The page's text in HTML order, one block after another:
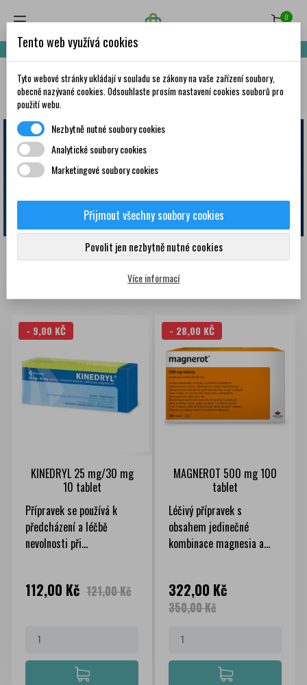
0
Nakupte za 999,- Kč a získáte dopravu zdarma!
✦AI
Doporučujeme
KINEDRYL 25 mg/30 mg
10 tablet
Přípravek se používá k
předcházení a léčbě
nevolnosti při...
Cena
112,00 Kč Běžná
121,00 Kč
- 9,00 KČ
MAGNEROT 500 mg 100
tablet
Léčivý přípravek s
obsahem jedinečné
kombinace magnesia a...
Cena
322,00 Kč
350,00 Kč
- 28,00 KČ
Tento web využívá cookies
Tyto webové stránky ukládají v souladu se zákony na vaše zařízení soubory,
obecně nazývané cookies. Odsouhlaste prosím nastavení cookies souborů pro
použití webu.
Nezbytně nutné soubory cookies
Analytické soubory cookies
Marketingové soubory cookies
Přijmout všechny soubory cookies
Povolit jen nezbytně nutné cookies
Více informací